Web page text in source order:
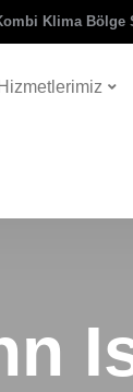
Klima Bölge
Hizmetlerimiz